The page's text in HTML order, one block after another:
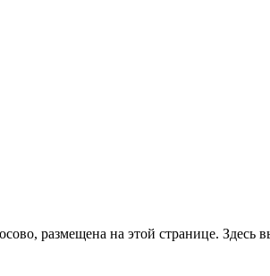
размещена на этой странице. Здесь